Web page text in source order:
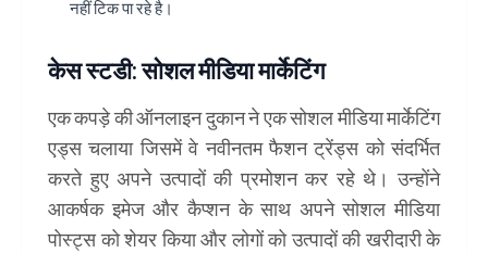
नहीं टिक पा रहे है।
केस स्टडी: सोशल मीडिया मार्केटिंग
एक कपड़े की ऑनलाइन दुकान ने एक सोशल मीडिया मार्केटिंग
एड्स चलाया जिसमें वे नवीनतम फैशन ट्रेंड्स को संदर्भित
करते हुए अपने उत्पादों की प्रमोशन कर रहे थे। उन्होंने
आकर्षक इमेज और कैप्शन के साथ अपने सोशल मीडिया
पोस्ट्स को शेयर किया और लोगों को उत्पादों की खरीदारी के